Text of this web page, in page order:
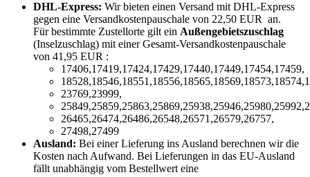
DHL-Express: Wir bieten einen Versand mit DHL-Express
gegen eine Versandkostenpauschale von 22,50 EUR an.
Für bestimmte Zustellorte gilt ein Außengebietszuschlag
(Inselzuschlag) mit einer Gesamt-Versandkostenpauschale
von 41,95 EUR :
17406,17419,17424,17429,17440,17449,17454,17459,
23769,23999,
26465,26474,26486,26548,26571,26579,26757,
27498,27499
Ausland: Bei einer Lieferung ins Ausland berechnen wir die
Kosten nach Aufwand. Bei Lieferungen in das EU-Ausland
fällt unabhängig vom Bestellwert eine